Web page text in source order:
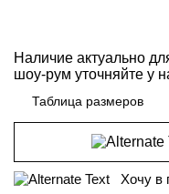
Наличие актуально
шоу-рум уточняйте у
Таблица размеров
Хочу в